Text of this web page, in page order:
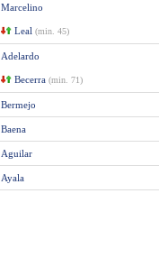
Marcelino
Leal (min. 45)
Adelardo
Becerra (min. 71)
Bermejo
Baena
Aguilar
Ayala